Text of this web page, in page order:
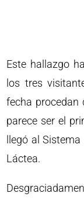
Este hallazgo
los tres
fecha procedan
parece ser el
llegó al
Láctea.